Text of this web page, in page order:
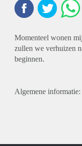
Momenteel wonen
zullen we verhuizen
beginnen.
Algemene informatie: